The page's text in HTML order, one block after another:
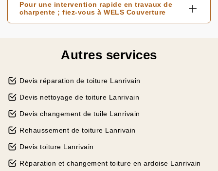
Pour une intervention rapide en travaux de
charpente ; fiez-vous à WELS Couverture
Autres services
Devis réparation de toiture Lanrivain
Devis nettoyage de toiture Lanrivain
Devis changement de tuile Lanrivain
Rehaussement de toiture Lanrivain
Devis toiture Lanrivain
Réparation et changement toiture en ardoise Lanrivain